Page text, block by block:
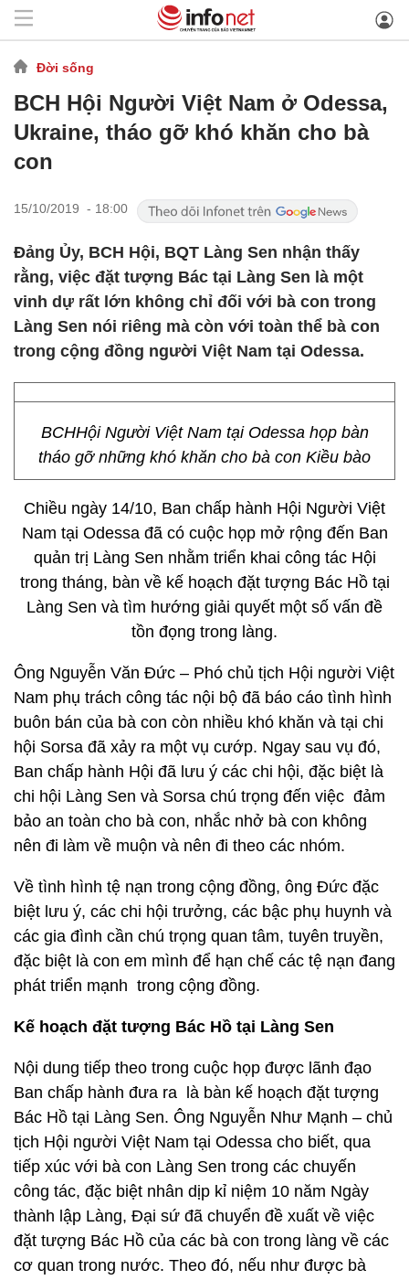
Đời sống
BCH Hội Người Việt Nam ở Odessa,
Ukraine, tháo gỡ khó khăn cho bà
con
15/10/2019 - 18:00
Đảng Ủy, BCH Hội, BQT Làng Sen nhận thấy
rằng, việc đặt tượng Bác tại Làng Sen là một
vinh dự rất lớn không chỉ đối với bà con trong
Làng Sen nói riêng mà còn với toàn thể bà con
trong cộng đồng người Việt Nam tại Odessa.
BCHHội Người Việt Nam tại Odessa họp bàn
tháo gỡ những khó khăn cho bà con Kiều bào
Chiều ngày 14/10, Ban chấp hành Hội Người Việt
Nam tại Odessa đã có cuộc họp mở rộng đến Ban
quản trị Làng Sen nhằm triển khai công tác Hội
trong tháng, bàn về kế hoạch đặt tượng Bác Hồ tại
Làng Sen và tìm hướng giải quyết một số vấn đề
tồn đọng trong làng.
Ông Nguyễn Văn Đức – Phó chủ tịch Hội người Việt
Nam phụ trách công tác nội bộ đã báo cáo tình hình
buôn bán của bà con còn nhiều khó khăn và tại chi
hội Sorsa đã xảy ra một vụ cướp. Ngay sau vụ đó,
Ban chấp hành Hội đã lưu ý các chi hội, đặc biệt là
chi hội Làng Sen và Sorsa chú trọng đến việc đảm
bảo an toàn cho bà con, nhắc nhở bà con không
nên đi làm về muộn và nên đi theo các nhóm.
Về tình hình tệ nạn trong cộng đồng, ông Đức đặc
biệt lưu ý, các chi hội trưởng, các bậc phụ huynh và
các gia đình cần chú trọng quan tâm, tuyên truyền,
đặc biệt là con em mình để hạn chế các tệ nạn đang
phát triển mạnh trong cộng đồng.
Kế hoạch đặt tượng Bác Hồ tại Làng Sen
Nội dung tiếp theo trong cuộc họp được lãnh đạo
Ban chấp hành đưa ra là bàn kế hoạch đặt tượng
Bác Hồ tại Làng Sen. Ông Nguyễn Như Mạnh – chủ
tịch Hội người Việt Nam tại Odessa cho biết, qua
tiếp xúc với bà con Làng Sen trong các chuyến
công tác, đặc biệt nhân dịp kỉ niệm 10 năm Ngày
thành lập Làng, Đại sứ đã chuyển đề xuất về việc
đặt tượng Bác Hồ của các bà con trong làng về các
cơ quan trong nước. Theo đó, nếu như được bà